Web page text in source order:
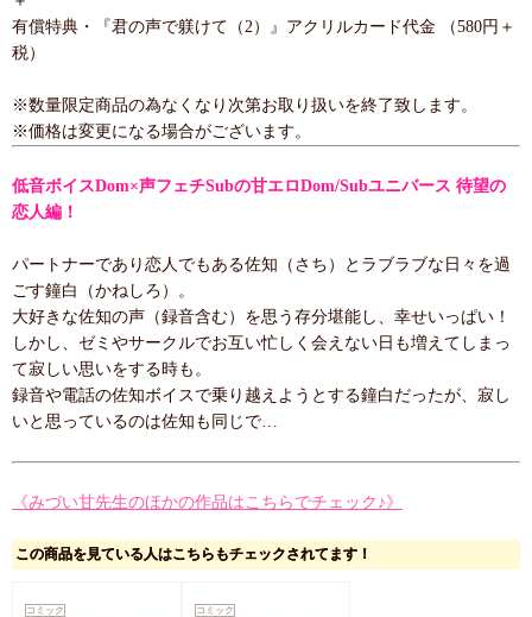
有償特典・『君の声で躾けて（2）』アクリルカード代金 （580円＋
税）
※数量限定商品の為なくなり次第お取り扱いを終了致します。
※価格は変更になる場合がございます。
低音ボイスDom×声フェチSubの甘エロDom/Subユニバース 待望の
恋人編！
パートナーであり恋人でもある佐知（さち）とラブラブな日々を過
ごす鐘白（かねしろ）。
大好きな佐知の声（録音含む）を思う存分堪能し、幸せいっぱい！
しかし、ゼミやサークルでお互い忙しく会えない日も増えてしまっ
て寂しい思いをする時も。
録音や電話の佐知ボイスで乗り越えようとする鐘白だったが、寂し
いと思っているのは佐知も同じで…
《みづい甘先生のほかの作品はこちらでチェック♪》
この商品を見ている人はこちらもチェックされてます！
コミック コミック